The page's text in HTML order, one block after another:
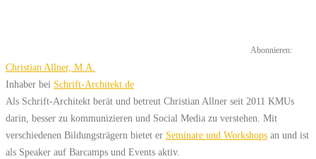
Abonnieren:
Christian Allner, M.A.
Inhaber bei Schrift-Architekt.de
Als Schrift-Architekt berät und betreut Christian Allner seit 2011 KMUs
darin, besser zu kommunizieren und Social Media zu verstehen. Mit
verschiedenen Bildungsträgern bietet er Seminare und Workshops an und ist
als Speaker auf Barcamps und Events aktiv.